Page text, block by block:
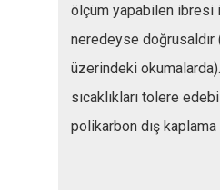
ölçüm yapabilen ibresi
neredeyse doğrusaldır
üzerindeki
sıcaklıkları tolere
polikarbon dış kaplama